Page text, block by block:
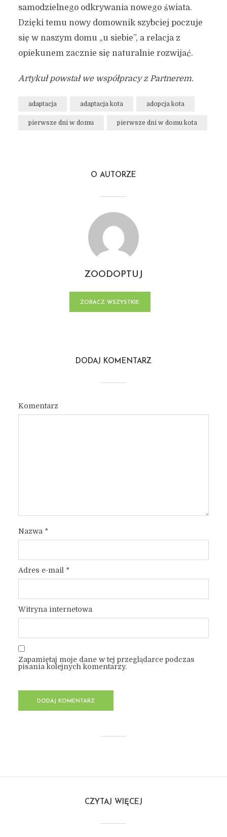
samodzielnego odkrywania nowego świata.
Dzięki temu nowy domownik szybciej poczuje
się w naszym domu „u siebie”, a relacja z
opiekunem zacznie się naturalnie rozwijać.
Artykuł powstał we współpracy z Partnerem.
adaptacja adaptacja kota adopcja kota
pierwsze dni w domu pierwsze dni w domu kota
O AUTORZE
ZOODOPTUJ
ZOBACZ WSZYSTKIE
DODAJ KOMENTARZ
Komentarz
Nazwa *
Adres e-mail *
Witryna internetowa
Zapamiętaj moje dane w tej przeglądarce podczas
pisania kolejnych komentarzy.
CZYTAJ WIĘCEJ